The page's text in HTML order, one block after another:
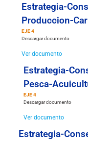
Estrategia-
Produccion-
EJE 4
Descargar documento
Ver documento
Estrategia-
Pesca-
EJE 4
Descargar documento
Ver documento
Estrategia-